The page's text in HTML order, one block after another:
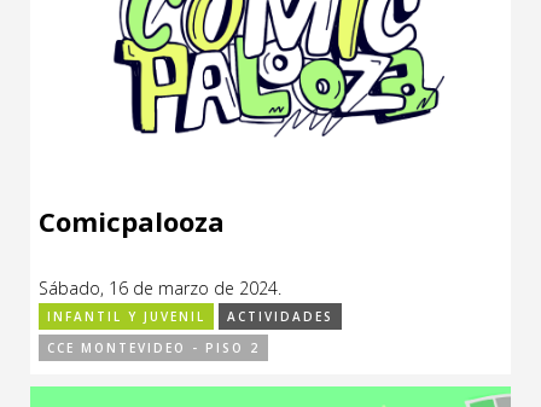
Comicpalooza
Sábado, 16 de marzo de 2024.
INFANTIL Y JUVENIL
ACTIVIDADES
CCE MONTEVIDEO - PISO 2